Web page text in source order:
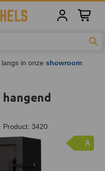
langs in onzeshowroom
Product: 3420
A